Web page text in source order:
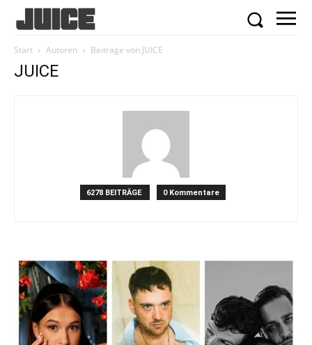
Start Autoren Beiträge von JUICE
JUICE
6278 BEITRÄGE 0 Kommentare